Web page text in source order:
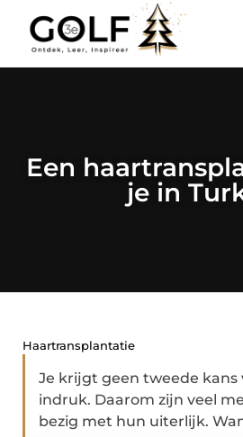
Een
je in
Haartransplantatie
Je krijgt geen tweede kans
indruk. Daarom zijn veel
bezig met hun uiterlijk.